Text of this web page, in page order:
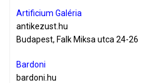
Artificium Galéria
antikezust.hu
Budapest, Falk Miksa utca 24-26
Bardoni
bardoni.hu